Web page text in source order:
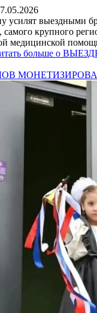
усилят выездными
самого крупного
медицинской
больше о